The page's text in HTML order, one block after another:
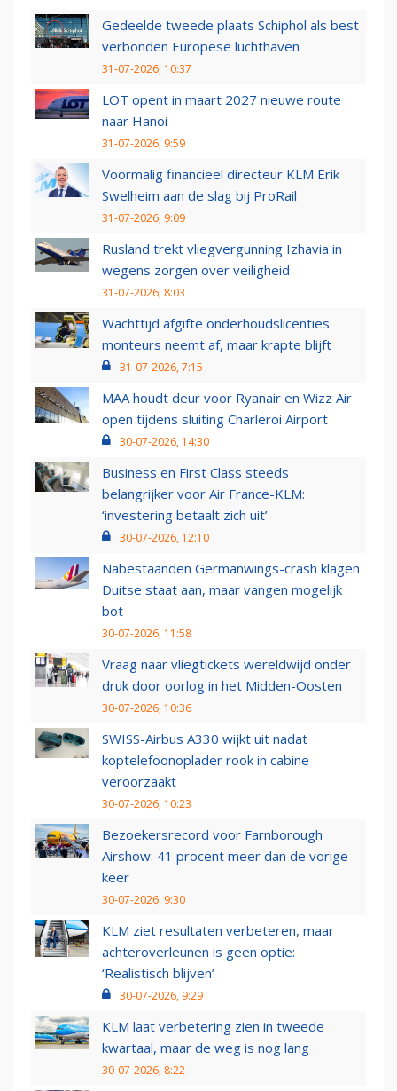
Gedeelde tweede plaats Schiphol als best
verbonden Europese luchthaven
31-07-2026, 10:37
LOT opent in maart 2027 nieuwe route
naar Hanoi
31-07-2026, 9:59
Voormalig financieel directeur KLM Erik
Swelheim aan de slag bij ProRail
31-07-2026, 9:09
Rusland trekt vliegvergunning Izhavia in
wegens zorgen over veiligheid
31-07-2026, 8:03
Wachttijd afgifte onderhoudslicenties
monteurs neemt af, maar krapte blijft
31-07-2026, 7:15
MAA houdt deur voor Ryanair en Wizz Air
open tijdens sluiting Charleroi Airport
30-07-2026, 14:30
Business en First Class steeds
belangrijker voor Air France-KLM:
‘investering betaalt zich uit’
30-07-2026, 12:10
Nabestaanden Germanwings-crash klagen
Duitse staat aan, maar vangen mogelijk
bot
30-07-2026, 11:58
Vraag naar vliegtickets wereldwijd onder
druk door oorlog in het Midden-Oosten
30-07-2026, 10:36
SWISS-Airbus A330 wijkt uit nadat
koptelefoonoplader rook in cabine
veroorzaakt
30-07-2026, 10:23
Bezoekersrecord voor Farnborough
Airshow: 41 procent meer dan de vorige
keer
30-07-2026, 9:30
KLM ziet resultaten verbeteren, maar
achteroverleunen is geen optie:
‘Realistisch blijven’
30-07-2026, 9:29
KLM laat verbetering zien in tweede
kwartaal, maar de weg is nog lang
30-07-2026, 8:22